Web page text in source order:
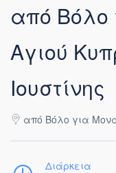
από Βόλο
Αγιού
Ιουστίνης
από Βόλο για
Διάρκεια